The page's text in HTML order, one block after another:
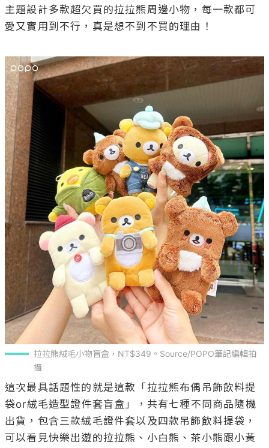
主題設計多款超欠買的拉拉熊周邊小物，每一款都可
愛又實用到不行，真是想不到不買的理由！
拉拉熊絨毛小物盲盒，NT$349。Source/POPO筆記編輯拍
攝
這次最具話題性的就是這款「拉拉熊布偶吊飾飲料提
袋or絨毛造型證件套盲盒」，共有七種不同商品隨機
出貨，包含三款絨毛證件套以及四款吊飾飲料提袋，
可以看見快樂出遊的拉拉熊、小白熊、茶小熊跟小黃